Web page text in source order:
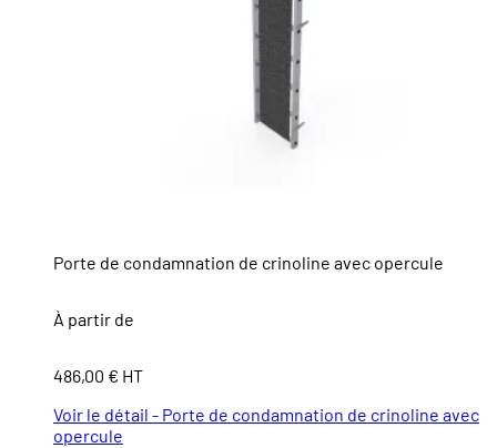
Porte de condamnation de crinoline avec opercule
À partir de
486,00 € HT
Voir le détail - Porte de condamnation de crinoline avec
opercule